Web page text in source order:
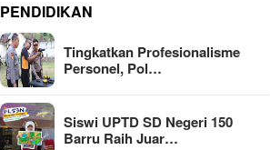
PENDIDIKAN
Tingkatkan Profesionalisme
Personel, Pol…
Siswi UPTD SD Negeri 150
Barru Raih Juar…